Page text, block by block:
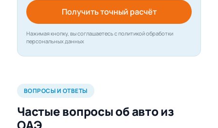
Получить точный расчёт
Нажимая кнопку, вы соглашаетесь с политикой обработки
персональных данных
ВОПРОСЫ И ОТВЕТЫ
Частые вопросы об авто из
ОАЭ